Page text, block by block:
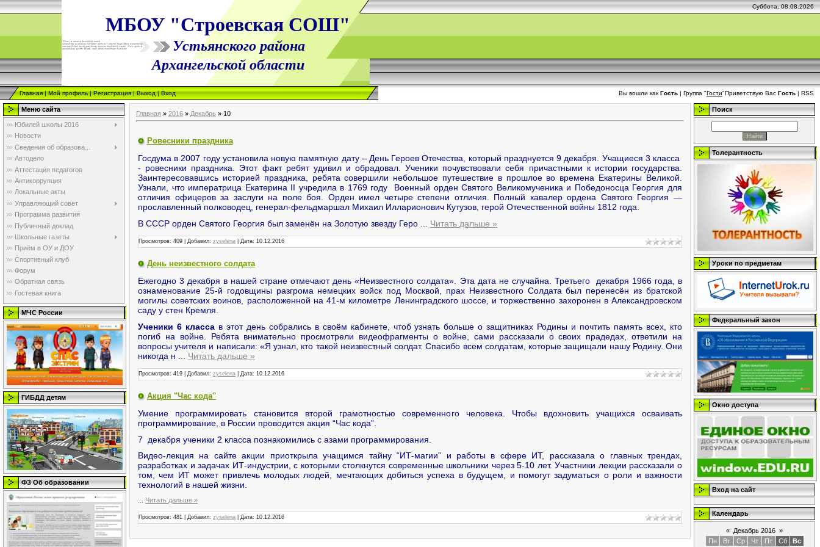
Суббота, 08.08.2026
МБОУ "Строевская СОШ"
Устьянского района
Архангельской области
Главная |Мой профиль|Регистрация |Выход|Вход Вы вошли как Гость | Группа "Гости"Приветствую Вас Гость | RSS
Меню сайта
Юбилей школы 2016
Новости
Сведения об образова...
Автодело
Аттестация педагогов
Антикоррупция
Локальные акты
Управляющий совет
Программа развития
Публичный доклад
Школьные газеты
Приём в ОУ и ДОУ
Спортивный клуб
Форум
Обратная связь
Гостевая книга
МЧС России
ГИБДД детям
ФЗ Об образовании
Главная » 2016 » Декабрь » 10
Ровесники праздника
Госдума в 2007 году установила новую памятную дату – День Героев Отечества, который празднуется 9 декабря. Учащиеся 3 класса
- ровесники праздника. Этот факт ребят удивил и обрадовал. Ученики почувствовали себя причастными к истории государства.
Заинтересовавшись историей праздника, ребята совершили небольшое путешествие в прошлое во времена Екатерины Великой.
Узнали, что императрица Екатерина II учредила в 1769 году Военный орден Святого Великомученика и Победоносца Георгия для
отличия офицеров за заслуги на поле боя. Орден имел четыре степени отличия. Полный кавалер ордена Святого Георгия —
прославленный полководец, генерал-фельдмаршал Михаил Илларионович Кутузов, герой Отечественной войны 1812 года.
В СССР орден Святого Георгия был заменён на Золотую звезду Геро
Читать дальше »
Просмотров: 409 Добавил: zyselena Дата: 10.12.2016
День неизвестного солдата
Ежегодно 3 декабря в нашей стране отмечают день «Неизвестного солдата». Эта дата не случайна. Третьего декабря 1966 года, в
ознаменование 25-й годовщины разгрома немецких войск под Москвой, прах Неизвестного Солдата был перенесён из братской
могилы советских воинов, расположенной на 41-м километре Ленинградского шоссе, и торжественно захоронен в Александровском
саду у стен Кремля.
Ученики 6 классав этот день собрались в своём кабинете, чтоб узнать больше о защитниках Родины и почтить память всех, кто
погиб на войне. Ребята внимательно просмотрели видеофрагменты о войне, сами рассказали о своих прадедах, ответили на
вопросы учителя и написали: «Я узнал, кто такой неизвестный солдат. Спасибо всем солдатам, которые защищали нашу Родину. Они
никогда н
Читать дальше »
Просмотров: 419 Добавил: zyselena Дата: 10.12.2016
Акция "Час кода"
Умение программировать становится второй грамотностью современного человека. Чтобы вдохновить учащихся осваивать
программирование, в России проводится акция “Час кода”.
7 декабря ученики 2 класса познакомились с азами программирования.
Видео-лекция на сайте акции приоткрыла учащимся тайну “ИТ-магии” и работы в сфере ИТ, рассказала о главных трендах,
разработках и задачах ИТ-индустрии, с которыми столкнутся современные школьники через 5-10 лет. Участники лекции рассказали о
том, чем ИТ может привлечь молодых людей, мечтающих добиться успеха в будущем, и помогут задуматься о роли и важности
технологий в нашей жизни.
Читать дальше »
Просмотров: 481 Добавил: zyselena Дата: 10.12.2016
Поиск
Толерантность
Уроки по предметам
Федеральный закон
Окно доступа
Вход на сайт
Календарь
« Декабрь 2016 »
Пн
Вт Ср Чт Пт Сб
Вс